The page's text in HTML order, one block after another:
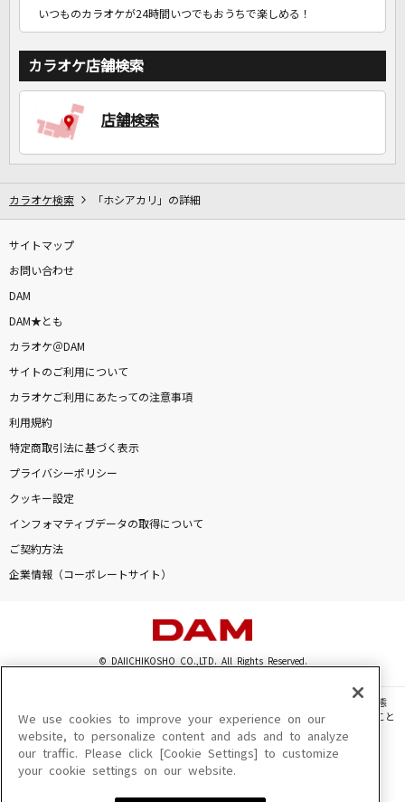
いつものカラオケが24時間いつでもおうちで楽しめる！
カラオケ店舗検索
店舗検索
カラオケ検索 「ホシアカリ」の詳細
サイトマップ
お問い合わせ
DAM
DAM★とも
カラオケ＠DAM
サイトのご利用について
カラオケご利用にあたっての注意事項
利用規約
特定商取引法に基づく表示
プライバシーポリシー
クッキー設定
インフォマティブデータの取得について
ご契約方法
企業情報（コーポレートサイト）
© DAIICHIKOSHO CO.,LTD. All Rights Reserved.
このサイトに掲載されている一切の文章・画像・写真・動画・音声等を、手段や形態
を問わず、著作権法の定める範囲を超えて無断で複製、転載、ファイル化などすること
を禁じます。
楽曲及びコンテンツは、機種によりご利用いただけない場合があります。
楽曲及びコンテンツの配信日、配信内容が変更になる場合があります。
We use cookies to improve your experience on our
website, to personalize content and ads and to analyze
our traffic. Please click [Cookie Settings] to customize
your cookie settings on our website.